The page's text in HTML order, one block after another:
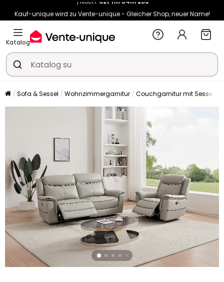
Kauf-unique wird zu Vente-unique - Gleicher Shop, neuer Name!
-10% ab 400€ mitHEAT10auf Vente-unique-Produkte
Noch:
Katalog
Sofa & Sessel Wohnzimmergarnitur Couchgarnitur mit Sessel